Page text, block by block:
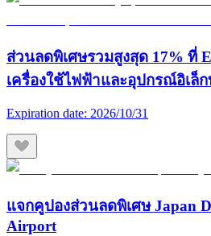
ส่วนลดพิเศษรวมสูงสุด 17% ที่
เครื่องใช้ไฟฟ้าและอุปกรณ์อิเ
Expiration date: 2026/10/31
แจกคูปองส่วนลดพิเศษ Japan
Airport